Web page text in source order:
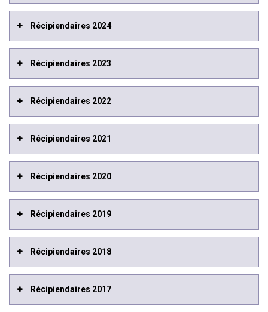
Récipiendaires 2024
Récipiendaires 2023
Récipiendaires 2022
Récipiendaires 2021
Récipiendaires 2020
Récipiendaires 2019
Récipiendaires 2018
Récipiendaires 2017